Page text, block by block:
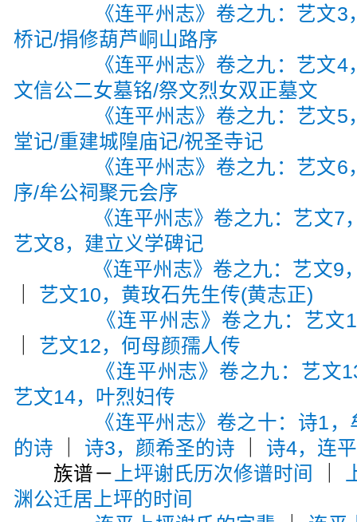
《连平州志》卷之九：艺文
桥记/捐修葫芦峒山路序
《连平州志》卷之九：艺文
文信公二女墓铭/祭文烈女双正墓文
《连平州志》卷之九：艺文
堂记/重建城隍庙记/祝圣寺记
《连平州志》卷之九：艺文
序/牟公祠聚元会序
《连平州志》卷之九：艺文
艺文8，建立义学碑记
《连平州志》卷之九：艺文
艺文10，黄玫石先生传(黄志正)
《连平州志》卷之九：艺
艺文12，何母颜孺人传
《连平州志》卷之九：艺文
艺文14，叶烈妇传
《连平州志》卷之十：诗1
的诗
诗3，颜希圣的诗
诗4，连
族谱－ 上坪谢氏历次修谱时间
渊公迁居上坪的时间